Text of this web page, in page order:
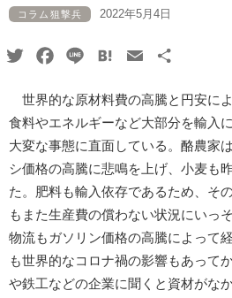
コラム狙撃兵 2022年5月4日
TwitterFacebook
Line HatenaEmail
世界的な原材料費の高騰と円安に
食料やエネルギーなど大部分を輸入
大変な事態に直面している。酪農家
シ価格の高騰に悲鳴を上げ、小麦も
た。肥料も輸入依存であるため、そ
もまた生産費の償わない状況にいっ
物流もガソリン価格の高騰によって
も世界的なコロナ禍の影響もあって
や鉄工などの企業に聞くと資材がな